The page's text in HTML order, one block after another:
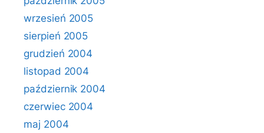
wrzesień 2005
sierpień 2005
grudzień 2004
listopad 2004
październik 2004
czerwiec 2004
maj 2004